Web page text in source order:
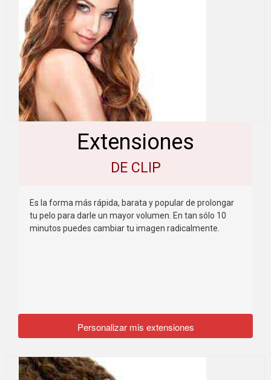
Extensiones
DE CLIP
Es la forma más rápida, barata y popular de prolongar
tu pelo para darle un mayor volumen. En tan sólo 10
minutos puedes cambiar tu imagen radicalmente.
Personalizar mis extensiones